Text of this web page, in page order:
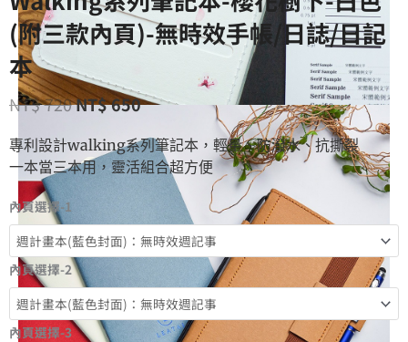
(附三款內頁)-無時效手帳/日誌/日記
本
NT$720NT$650
專利設計walking系列筆記本，輕量、防潑水、抗撕裂
一本當三本用，靈活組合超方便
內頁選擇-1
內頁選擇-2
內頁選擇-3